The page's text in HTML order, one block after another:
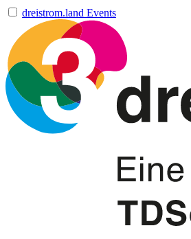
dreistrom.land Events